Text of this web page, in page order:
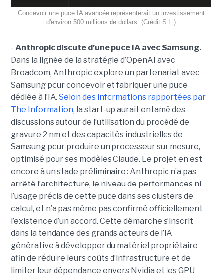
Concevoir une puce IA avancée représenterait un investissement
d'environ 500 millions de dollars. (Crédit S.L.)
- Anthropic discute d’une puce IA avec Samsung.
Dans la lignée de la stratégie d’OpenAI avec
Broadcom, Anthropic explore un partenariat avec
Samsung pour concevoir et fabriquer une puce
dédiée à l’IA. Selon des informations rapportées par
The Information, la start-up aurait entamé des
discussions autour de l’utilisation du procédé de
gravure 2 nm et des capacités industrielles de
Samsung pour produire un processeur sur mesure,
optimisé pour ses modèles Claude. Le projet en est
encore à un stade préliminaire : Anthropic n’a pas
arrêté l’architecture, le niveau de performances ni
l’usage précis de cette puce dans ses clusters de
calcul, et n’a pas même pas confirmé officiellement
l’existence d’un accord. Cette démarche s’inscrit
dans la tendance des grands acteurs de l’IA
générative à développer du matériel propriétaire
afin de réduire leurs coûts d’infrastructure et de
limiter leur dépendance envers Nvidia et les GPU